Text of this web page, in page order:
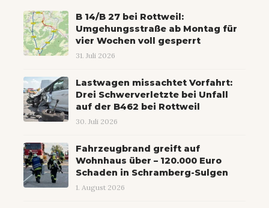
B 14/B 27 bei Rottweil:
Umgehungsstraße ab Montag für
vier Wochen voll gesperrt
31. Juli 2026
Lastwagen missachtet Vorfahrt:
Drei Schwerverletzte bei Unfall
auf der B462 bei Rottweil
30. Juli 2026
Fahrzeugbrand greift auf
Wohnhaus über – 120.000 Euro
Schaden in Schramberg-Sulgen
1. August 2026